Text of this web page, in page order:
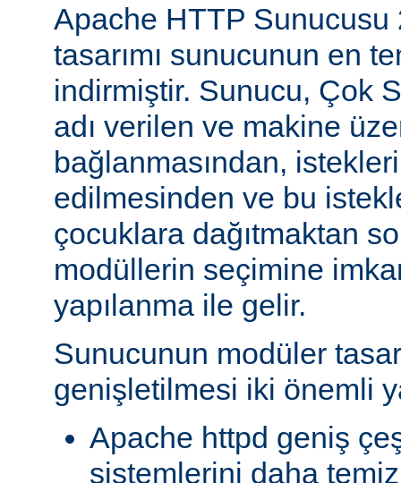
Apache HTTP Sunucusu
tasarımı sunucunun en
indirmiştir. Sunucu, Çok
adı verilen ve makine
bağlanmasından,
edilmesinden ve bu
çocuklara dağıtmaktan
modüllerin seçimine
yapılanma ile gelir.
Sunucunun modüler
genişletilmesi iki önemli
Apache httpd geniş
sistemlerini daha